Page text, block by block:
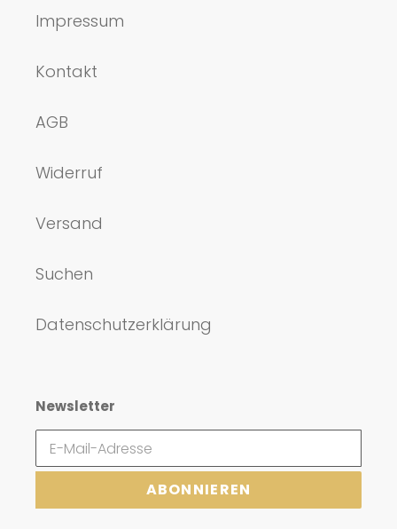
Impressum
Kontakt
AGB
Widerruf
Versand
Suchen
Datenschutzerklärung
Newsletter
ABONNIEREN